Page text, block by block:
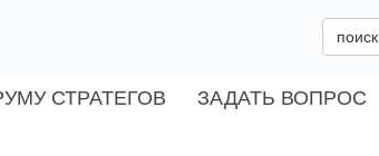
поиск
СТРАТЕГОВ ЗАДАТЬ ВОПРОС